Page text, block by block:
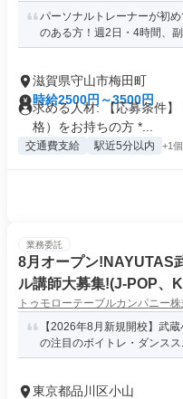
パーソナルトレーナーが初
のある方！週2日・4時間、
滋賀県守山市梅田町
時給2500円～3500円
求める人材: 【応募条件
格）をお持ちの方 *...
交通費支給 駅近5分以内 +1個
業務委託
8月オープン!NAYUTAS
ル講師大募集!(J-POP、
方、弾き語りetc)
トゥモローテーブルカンパニー
【2026年8月新規開校】武
の注目のボイトレ・ダンスス
東京都品川区小山